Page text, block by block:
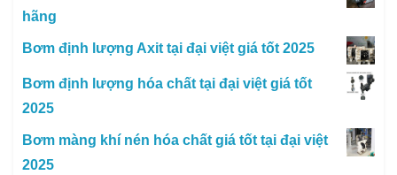
hãng
Bơm định lượng Axit tại đại việt giá tốt 2025
Bơm định lượng hóa chất tại đại việt giá tốt
2025
Bơm màng khí nén hóa chất giá tốt tại đại việt
2025